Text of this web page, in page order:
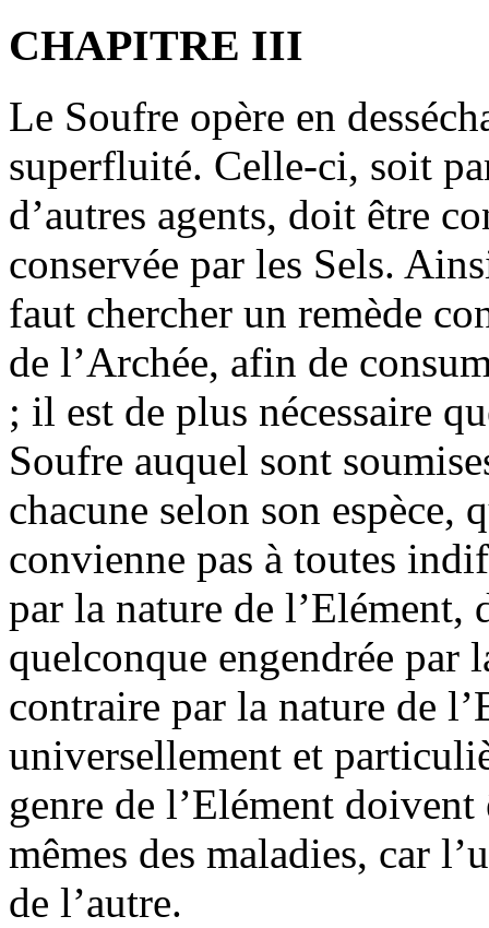
CHAPITRE III
Le Soufre opère en
superfluité. Celle-ci, soit
d’autres agents, doit être
conservée par les Sels.
faut chercher un remède
de l’Archée, afin de
; il est de plus nécessaire
Soufre auquel sont
chacune selon son espèce,
convienne pas à toutes
par la nature de l’Elément,
quelconque engendrée par
contraire par la nature de
universellement et
genre de l’Elément
mêmes des maladies, car
de l’autre.